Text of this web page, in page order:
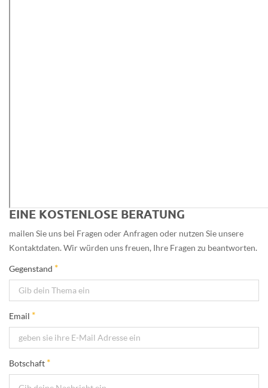
EINE KOSTENLOSE BERATUNG
mailen Sie uns bei Fragen oder Anfragen oder nutzen Sie unsere
Kontaktdaten. Wir würden uns freuen, Ihre Fragen zu beantworten.
Gegenstand *
Email *
Botschaft *